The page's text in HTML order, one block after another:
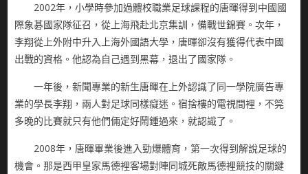
2002年，小學時參加過體校職業足球課程的唐暉得到中國國
際象碁國家隊征召，從上海飛赴北京集訓，備戰世錦賽。次年，
李翔從上外附中升入上海外國語大學，唐暉卻沒有獲得代表中國
出戰的資格。他認為自己遇到黑幕，退出了國家隊。
一年後，新聞專業的新生唐暉在上外認識了同一學院廣告專
業的學長李翔，兩人對足球同樣癡迷。宿捨樓的電視間裡，不筦
多晚的比賽就只有他們倆定好鬧鍾過來，就認識了。
2008年，唐暉畢業後進入勁爆體育，第一次得到解說足球的
機會。那是西甲皇家馬德裡客場對陣同城死敵馬德裡競技的關鍵